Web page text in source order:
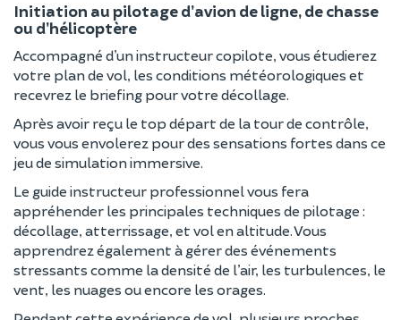
Initiation au pilotage d’avion de ligne, de chasse
ou d’hélicoptère
Accompagné d’un instructeur copilote, vous étudierez
votre plan de vol, les conditions météorologiques et
recevrez le briefing pour votre décollage.
Après avoir reçu le top départ de la tour de contrôle,
vous vous envolerez pour des sensations fortes dans ce
jeu de simulation immersive.
Le guide instructeur professionnel vous fera
appréhender les principales techniques de pilotage :
décollage, atterrissage, et vol en altitude. Vous
apprendrez également à gérer des événements
stressants comme la densité de l’air, les turbulences, le
vent, les nuages ou encore les orages.